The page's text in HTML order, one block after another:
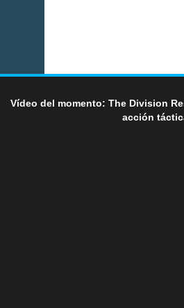
Vídeo del momento: The Division
acción